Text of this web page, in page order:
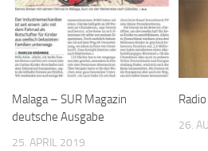
Malaga – SUR Magazin
deutsche Ausgabe
25. APRIL 2019
26.